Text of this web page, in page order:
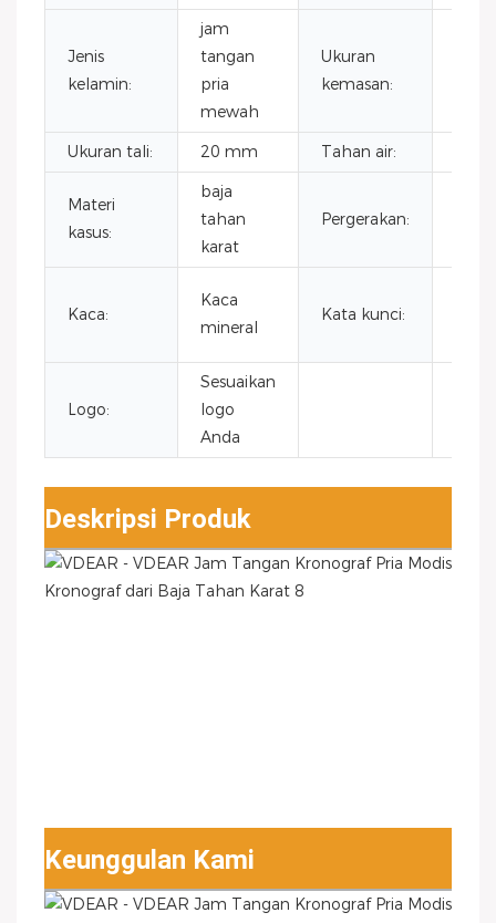
Jenis
kelamin:
jam
tangan
pria
mewah
Ukuran
kemasan:
Ukuran tali: 20 mm Tahan air:
Materi
kasus:
baja
tahan
karat
Pergerakan:
Kaca:
Kaca
mineral
Kata kunci:
Logo:
Sesuaikan
logo
Anda
Deskripsi Produk
Keunggulan Kami